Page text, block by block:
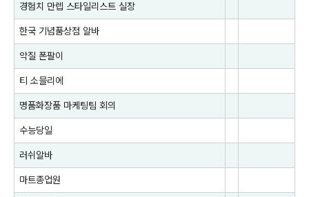
경험치 만렙 스타일리스트 실장
한국 기념품상점 알바
악질 폰팔이
티 소믈리에
명품화장품 마케팅팀 회의
수능당일
러쉬알바
마트종업원